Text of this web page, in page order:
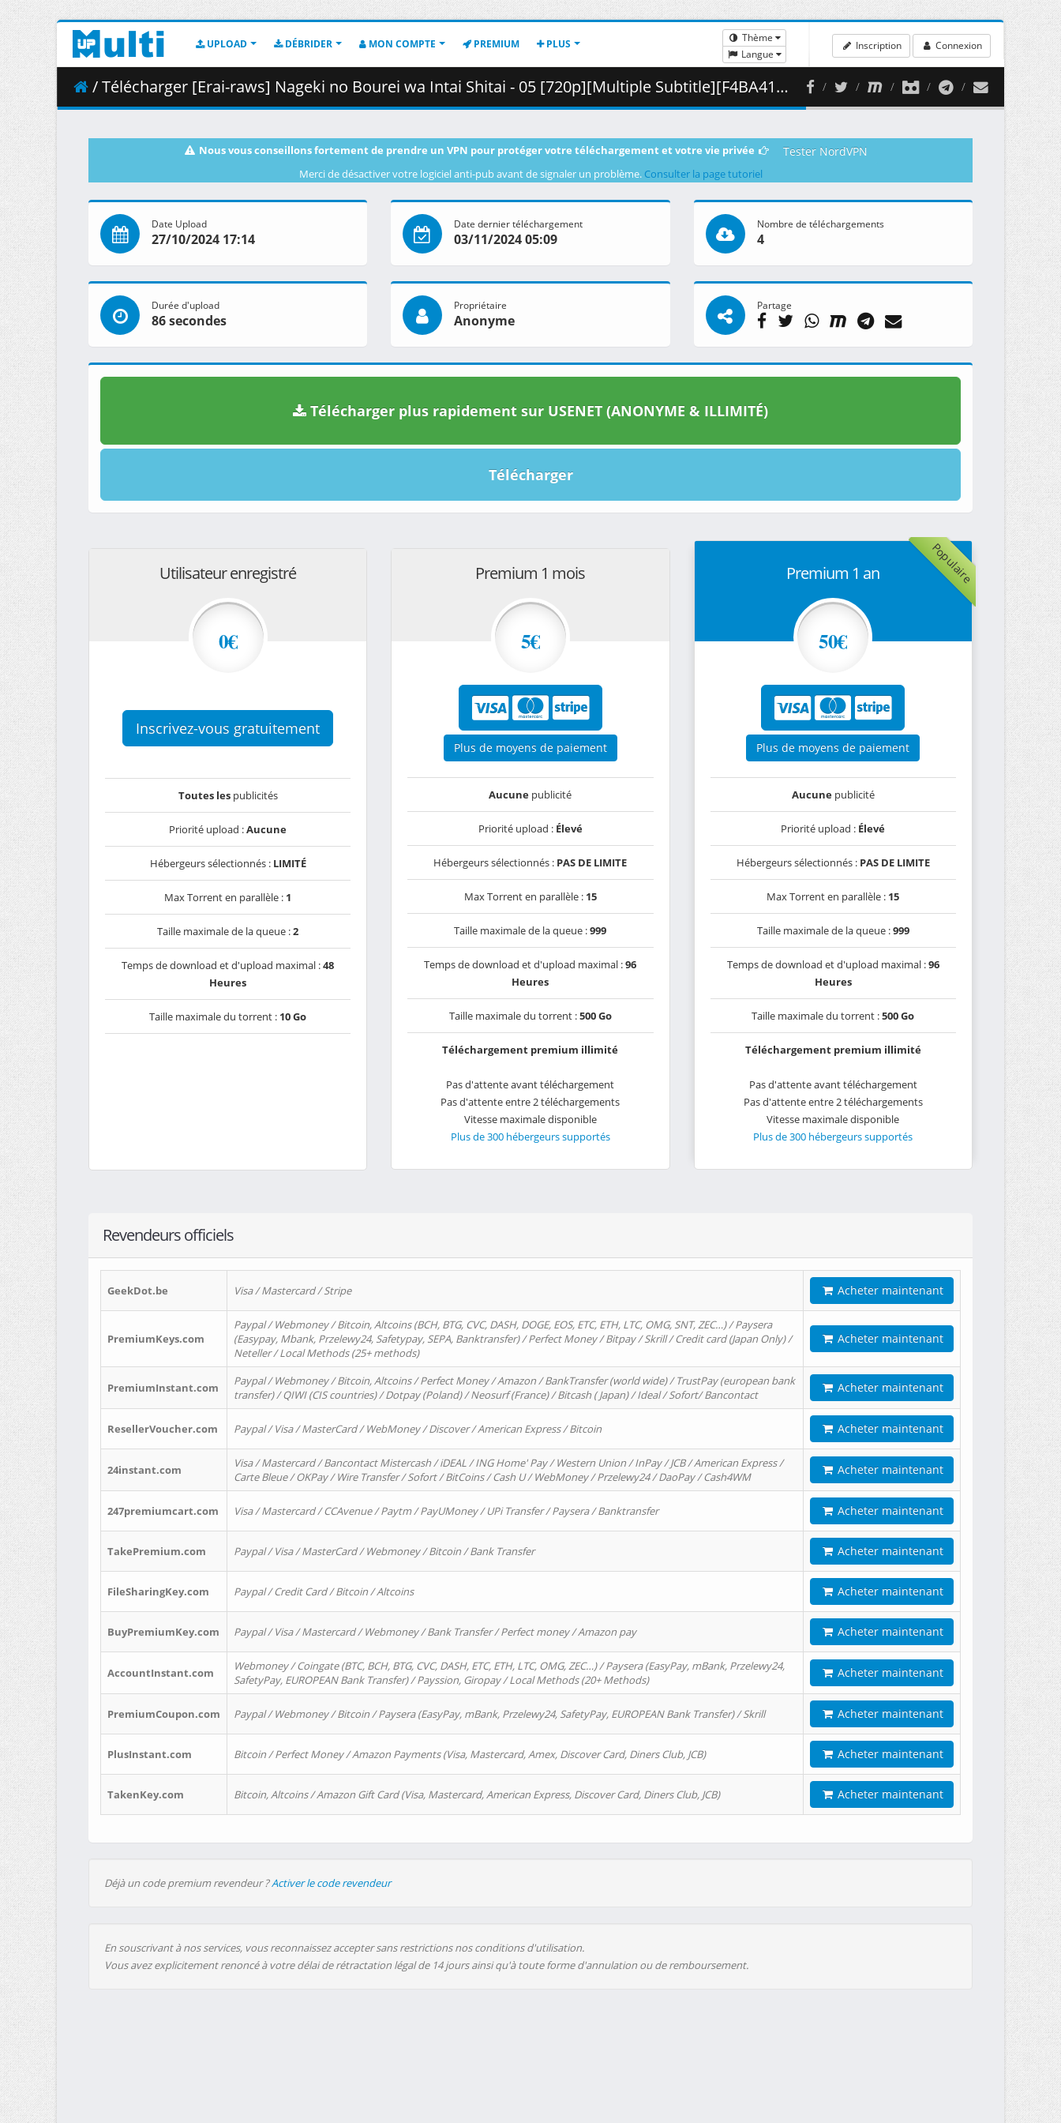
UPLOAD DÉBRIDER MON COMPTE PREMIUM PLUS
Thème
Langue
Inscription Connexion
/ Télécharger [Erai-raws] Nageki no Bourei wa Intai Shitai - 05 [720p][Multiple Subtitle][F4BA41E4].mkv.002 ( 356.73 MB )
Nous vous conseillons fortement de prendre un VPN pour protéger votre téléchargement et votre vie privée Tester NordVPN
Merci de désactiver votre logiciel anti-pub avant de signaler un problème. Consulter la page tutoriel
Date Upload
27/10/2024 17:14
Date dernier téléchargement
03/11/2024 05:09
Nombre de téléchargements
4
Durée d'upload
86 secondes
Propriétaire
Anonyme
Partage
Télécharger plus rapidement sur USENET (ANONYME & ILLIMITÉ)
Télécharger
Utilisateur enregistré
0€
Inscrivez-vous gratuitement
Toutes lespublicités
Priorité upload :Aucune
Hébergeurs sélectionnés : LIMITÉ
Max Torrent en parallèle : 1
Taille maximale de la queue :2
Temps de download et d'upload maximal :48
Heures
Taille maximale du torrent : 10 Go
Premium 1 mois
5€
Plus de moyens de paiement
Aucune publicité
Priorité upload : Élevé
Hébergeurs sélectionnés : PAS DE LIMITE
Max Torrent en parallèle : 15
Taille maximale de la queue :999
Temps de download et d'upload maximal :96
Heures
Taille maximale du torrent :500 Go
Téléchargement premium illimité
Pas d'attente avant téléchargement
Pas d'attente entre 2 téléchargements
Vitesse maximale disponible
Plus de 300 hébergeurs supportés
Populaire
Premium 1 an
50€
Plus de moyens de paiement
Aucunepublicité
Priorité upload : Élevé
Hébergeurs sélectionnés : PAS DE LIMITE
Max Torrent en parallèle : 15
Taille maximale de la queue :999
Temps de download et d'upload maximal :96
Heures
Taille maximale du torrent :500 Go
Téléchargement premium illimité
Pas d'attente avant téléchargement
Pas d'attente entre 2 téléchargements
Vitesse maximale disponible
Plus de 300 hébergeurs supportés
Revendeurs officiels
GeekDot.be Visa / Mastercard / Stripe Acheter maintenant
PremiumKeys.com
Paypal / Webmoney / Bitcoin, Altcoins (BCH, BTG, CVC, DASH, DOGE, EOS, ETC, ETH, LTC, OMG, SNT, ZEC…) / Paysera
(Easypay, Mbank, Przelewy24, Safetypay, SEPA, Banktransfer) / Perfect Money / Bitpay / Skrill / Credit card (Japan Only) /
Neteller / Local Methods (25+ methods)
Acheter maintenant
PremiumInstant.com
Paypal / Webmoney / Bitcoin, Altcoins / Perfect Money / Amazon / BankTransfer (world wide) / TrustPay (european bank
transfer) / QIWI (CIS countries) / Dotpay (Poland) / Neosurf (France) / Bitcash ( Japan) / Ideal / Sofort/ Bancontact
Acheter maintenant
ResellerVoucher.com Paypal / Visa / MasterCard / WebMoney / Discover / American Express / Bitcoin Acheter maintenant
24instant.com
Visa / Mastercard / Bancontact Mistercash / iDEAL / ING Home' Pay / Western Union / InPay / JCB / American Express /
Carte Bleue / OKPay / Wire Transfer / Sofort / BitCoins / Cash U / WebMoney / Przelewy24 / DaoPay / Cash4WM
Acheter maintenant
247premiumcart.com Visa / Mastercard / CCAvenue / Paytm / PayUMoney / UPi Transfer / Paysera / Banktransfer Acheter maintenant
TakePremium.com Paypal / Visa / MasterCard / Webmoney / Bitcoin / Bank Transfer Acheter maintenant
FileSharingKey.com Paypal / Credit Card / Bitcoin / Altcoins Acheter maintenant
BuyPremiumKey.com Paypal / Visa / Mastercard / Webmoney / Bank Transfer / Perfect money / Amazon pay Acheter maintenant
AccountInstant.com
Webmoney / Coingate (BTC, BCH, BTG, CVC, DASH, ETC, ETH, LTC, OMG, ZEC…) / Paysera (EasyPay, mBank, Przelewy24,
SafetyPay, EUROPEAN Bank Transfer) / Payssion, Giropay / Local Methods (20+ Methods)
Acheter maintenant
PremiumCoupon.com Paypal / Webmoney / Bitcoin / Paysera (EasyPay, mBank, Przelewy24, SafetyPay, EUROPEAN Bank Transfer) / Skrill Acheter maintenant
PlusInstant.com Bitcoin / Perfect Money / Amazon Payments (Visa, Mastercard, Amex, Discover Card, Diners Club, JCB) Acheter maintenant
TakenKey.com Bitcoin, Altcoins / Amazon Gift Card (Visa, Mastercard, American Express, Discover Card, Diners Club, JCB) Acheter maintenant
Déjà un code premium revendeur ?Activer le code revendeur
En souscrivant à nos services, vous reconnaissez accepter sans restrictions nos conditions d'utilisation.
Vous avez explicitement renoncé à votre délai de rétractation légal de 14 jours ainsi qu'à toute forme d'annulation ou de remboursement.